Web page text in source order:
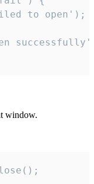
to open');
window.